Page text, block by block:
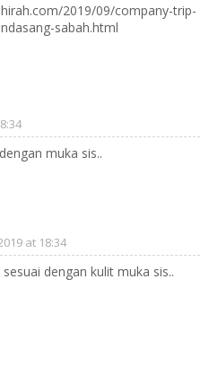
2019/09/company-trip-
sabah.html
muka sis..
at 18:34
dengan kulit muka sis..